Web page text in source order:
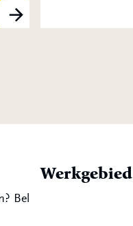
Bel
Werkgebied